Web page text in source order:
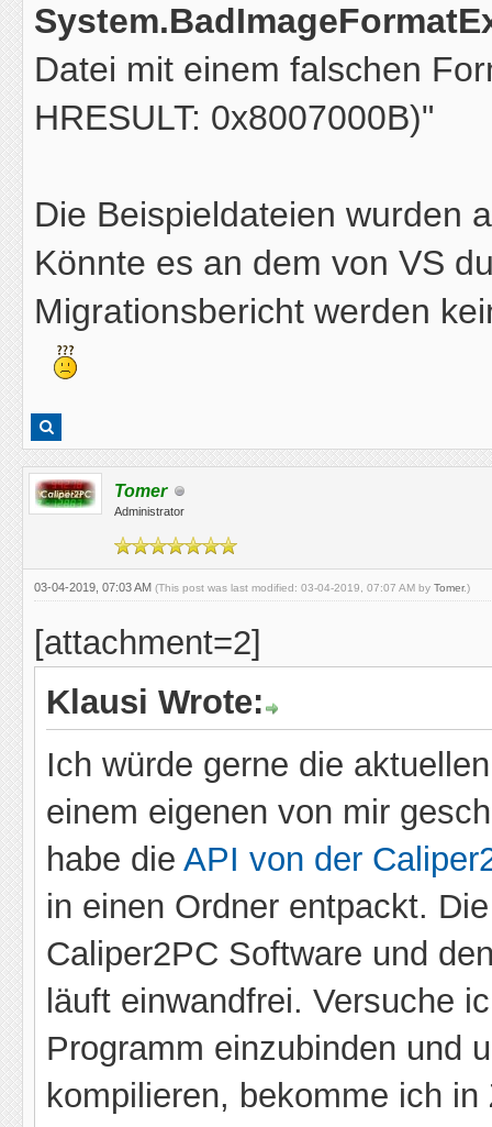
Datei mit einem falschen
HRESULT: 0x8007000B)"
Die Beispieldateien wurden
Könnte es an dem von VS
Migrationsbericht werden
Tomer
Administrator
03-04-2019, 07:03 AM (This post was last modified: 03-04-2019, 07:07 AM by Tomer.)
[attachment=2]
Klausi Wrote:
Ich würde gerne die
einem eigenen von mir
habe die API von der
in einen Ordner entpackt.
Caliper2PC Software und
läuft einwandfrei. Versuche
Programm einzubinden und
kompilieren, bekomme ich